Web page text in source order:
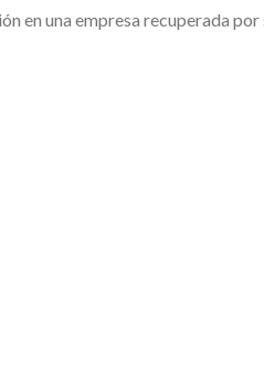
una empresa recuperada por